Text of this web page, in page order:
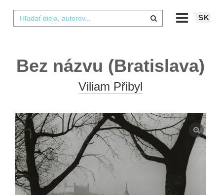
SK
Bez názvu (Bratislava)
Viliam Přibyl